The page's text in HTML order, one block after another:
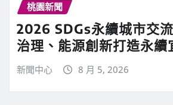
桃園新聞
2026 SDGs永續城市交
治理、能源創新打造永續
新聞中心 8 月 5, 2026